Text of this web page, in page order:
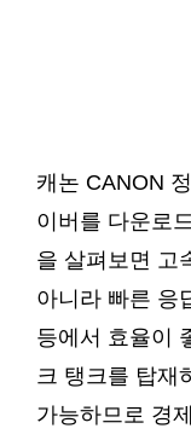
캐논 CANON
이버를 다운로
을 살펴보면 고
아니라 빠른 응
등에서 효율이
크 탱크를 탑재
가능하므로 경